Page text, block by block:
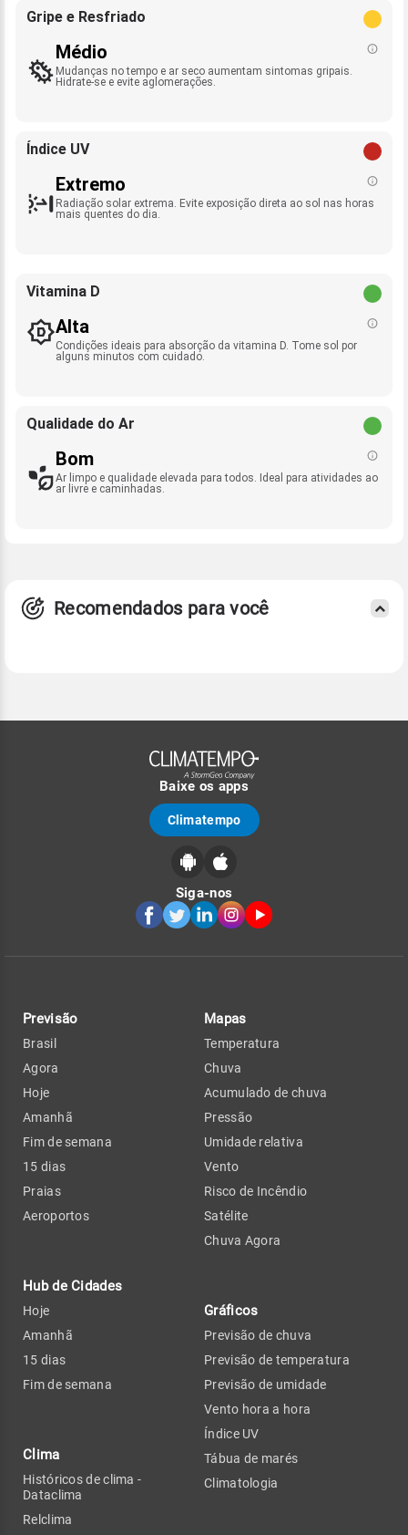
Gripe e Resfriado
Médio
Mudanças no tempo e ar seco aumentam sintomas gripais.
Hidrate-se e evite aglomerações.
Índice UV
Extremo
Radiação solar extrema. Evite exposição direta ao sol nas horas
mais quentes do dia.
Vitamina D
Alta
Condições ideais para absorção da vitamina D. Tome sol por
alguns minutos com cuidado.
Qualidade do Ar
Bom
Ar limpo e qualidade elevada para todos. Ideal para atividades ao
ar livre e caminhadas.
Recomendados para você
Baixe os apps
Climatempo
Siga-nos
Previsão
Brasil
Agora
Hoje
Amanhã
Fim de semana
15 dias
Praias
Aeroportos
Hub de Cidades
Hoje
Amanhã
15 dias
Fim de semana
Clima
Históricos de clima -
Dataclima
Relclima
Mapas
Temperatura
Chuva
Acumulado de chuva
Pressão
Umidade relativa
Vento
Risco de Incêndio
Satélite
Chuva Agora
Gráficos
Previsão de chuva
Previsão de temperatura
Previsão de umidade
Vento hora a hora
Índice UV
Tábua de marés
Climatologia